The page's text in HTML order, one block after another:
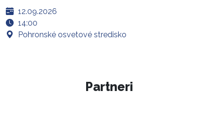
12.09.2026
14:00
Pohronské osvetové stredisko
Partneri